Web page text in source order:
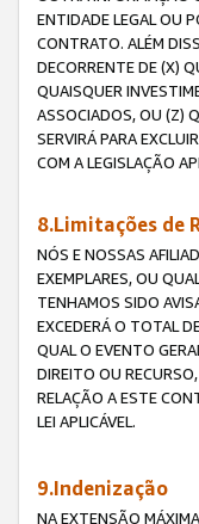
ENTIDADE LEGAL OU
CONTRATO. ALÉM
DECORRENTE DE (X)
QUAISQUER
ASSOCIADOS, OU (Z)
SERVIRÁ PARA
COM A LEGISLAÇÃO
8.Limitações de
NÓS E NOSSAS
EXEMPLARES, OU
TENHAMOS SIDO
EXCEDERÁ O TOTAL
QUAL O EVENTO
DIREITO OU
RELAÇÃO A ESTE
LEI APLICÁVEL.
9.Indenização
NA EXTENSÃO